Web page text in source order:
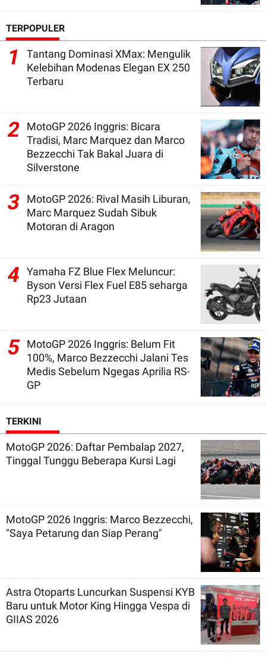
TERPOPULER
1
Tantang Dominasi XMax: Mengulik
Kelebihan Modenas Elegan EX 250
Terbaru
2
MotoGP 2026 Inggris: Bicara
Tradisi, Marc Marquez dan Marco
Bezzecchi Tak Bakal Juara di
Silverstone
3
MotoGP 2026: Rival Masih Liburan,
Marc Marquez Sudah Sibuk
Motoran di Aragon
4
Yamaha FZ Blue Flex Meluncur:
Byson Versi Flex Fuel E85 seharga
Rp23 Jutaan
5 MotoGP 2026 Inggris: Belum Fit
100%, Marco Bezzecchi Jalani Tes
Medis Sebelum Ngegas Aprilia RS-
GP
TERKINI
MotoGP 2026: Daftar Pembalap 2027,
Tinggal Tunggu Beberapa Kursi Lagi
MotoGP 2026 Inggris: Marco Bezzecchi,
"Saya Petarung dan Siap Perang"
Astra Otoparts Luncurkan Suspensi KYB
Baru untuk Motor King Hingga Vespa di
GIIAS 2026